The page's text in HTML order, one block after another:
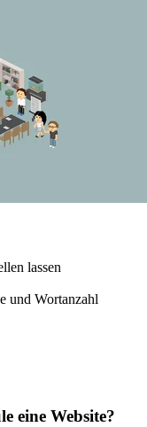
lassen
und Wortanzahl
eine Website?